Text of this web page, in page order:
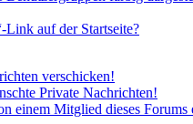
Link auf der Startseite?
verschicken!
Private Nachrichten!
einem Mitglied dieses Forums